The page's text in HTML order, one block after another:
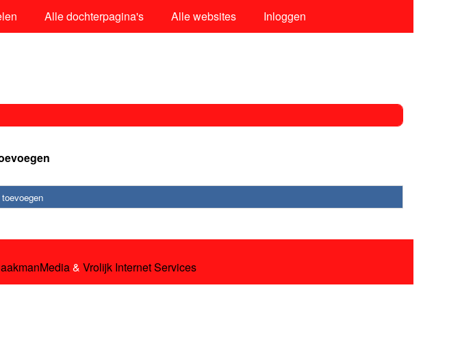
Alle dochterpagina's Alle websites Inloggen
& Vrolijk Internet Services